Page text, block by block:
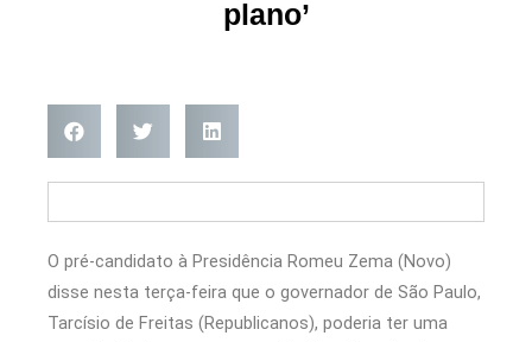
plano’
O pré-candidato à Presidência Romeu Zema (Novo)
disse nesta terça-feira que o governador de São Paulo,
Tarcísio de Freitas (Republicanos), poderia ter uma